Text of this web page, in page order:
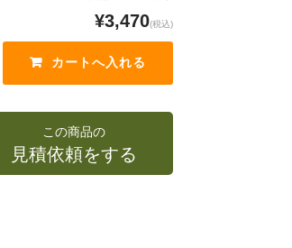
¥3,470(税込)
この商品の
見積依頼をする